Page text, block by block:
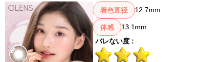
着色直径 12.7mm
体感
13.1mm
バレない度 :